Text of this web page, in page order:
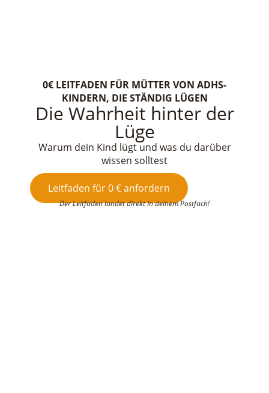
0€ LEITFADEN FÜR MÜTTER VON ADHS-
KINDERN, DIE STÄNDIG LÜGEN
Die Wahrheit hinter der
Lüge
Warum dein Kind lügt und was du darüber
wissen solltest
Leitfaden für 0 € anfordern
Der Leitfaden landet direkt in deinem Postfach!